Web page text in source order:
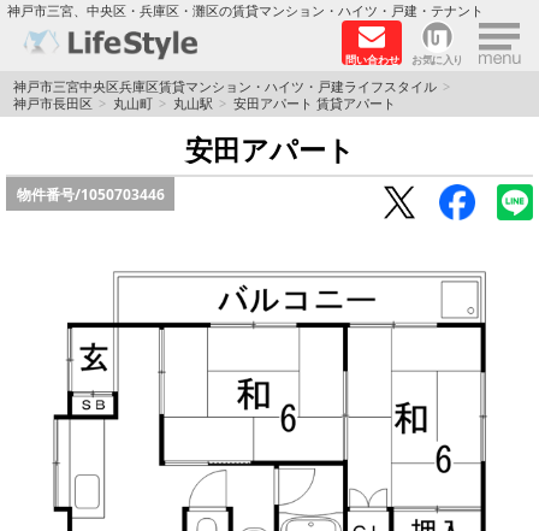
神戸市三宮、中央区・兵庫区・灘区の賃貸マンション・ハイツ・戸建・テナント
問い合わせ お気に入り ×
TOPページ
神戸の単身向けマンション特集
新築物件
高級賃貸
ペット飼育可能
神戸市三宮中央区兵庫区賃貸マンション・ハイツ・戸建ライフスタイル
神戸市長田区
丸山町 丸山駅 安田アパート 賃貸アパート
安田アパート
物件番号/1050703446